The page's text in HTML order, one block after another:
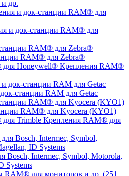
и др.
и док-станции RAM® для
RAM® для Zebra®
Крепления RAM®
станции RAM для Getac
RAM® для Kyocera (KYO1)
Крепления RAM® для
Bosch, Intermec, Symbol, Motorola,
Systems